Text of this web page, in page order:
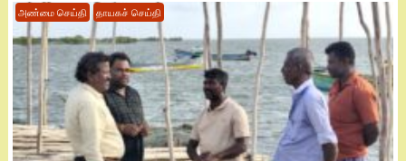
அண்மை செய்தி தாயகச் செய்தி